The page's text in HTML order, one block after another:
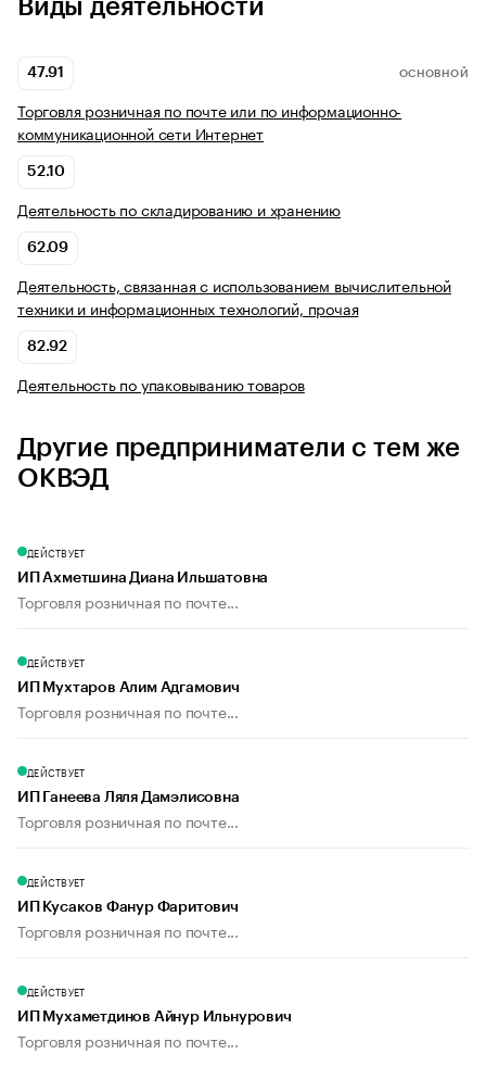
Виды деятельности
47.91 ОСНОВНОЙ
Торговля розничная по почте или по информационно-
коммуникационной сети Интернет
52.10
Деятельность по складированию и хранению
62.09
Деятельность, связанная с использованием вычислительной
техники и информационных технологий, прочая
82.92
Деятельность по упаковыванию товаров
Другие предприниматели с тем же
ОКВЭД
ДЕЙСТВУЕТ
ИП Ахметшина Диана Ильшатовна
Торговля розничная по почте...
ДЕЙСТВУЕТ
ИП Мухтаров Алим Адгамович
Торговля розничная по почте...
ДЕЙСТВУЕТ
ИП Ганеева Ляля Дамэлисовна
Торговля розничная по почте...
ДЕЙСТВУЕТ
ИП Кусаков Фанур Фаритович
Торговля розничная по почте...
ДЕЙСТВУЕТ
ИП Мухаметдинов Айнур Ильнурович
Торговля розничная по почте...